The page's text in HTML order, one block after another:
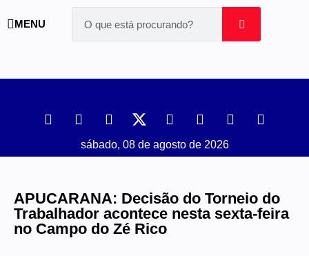
MENU
sábado, 08 de agosto de 2026
APUCARANA: Decisão do Torneio do
Trabalhador acontece nesta sexta-feira
no Campo do Zé Rico